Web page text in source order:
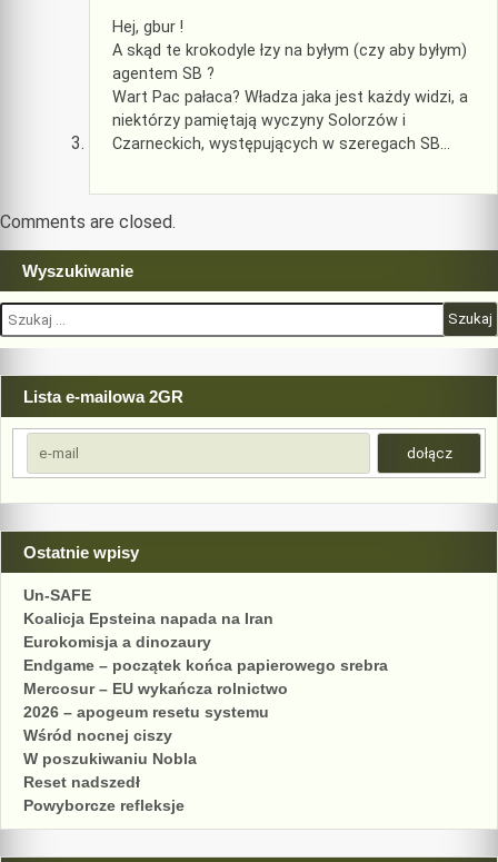
Hej, gbur !
A skąd te krokodyle łzy na byłym (czy aby byłym)
agentem SB ?
Wart Pac pałaca? Władza jaka jest każdy widzi, a
niektórzy pamiętają wyczyny Solorzów i
Czarneckich, występujących w szeregach SB…
Comments are closed.
Wyszukiwanie
Szukaj:
Lista e-mailowa 2GR
Ostatnie wpisy
Un-SAFE
Koalicja Epsteina napada na Iran
Eurokomisja a dinozaury
Endgame – początek końca papierowego srebra
Mercosur – EU wykańcza rolnictwo
2026 – apogeum resetu systemu
Wśród nocnej ciszy
W poszukiwaniu Nobla
Reset nadszedł
Powyborcze refleksje